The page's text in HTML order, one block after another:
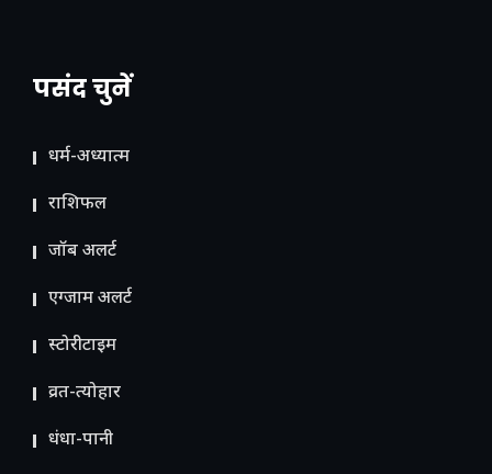
पसंद चुनें
धर्म-अध्यात्म
राशिफल
जॉब अलर्ट
एग्जाम अलर्ट
स्टोरीटाइम
व्रत-त्योहार
धंधा-पानी